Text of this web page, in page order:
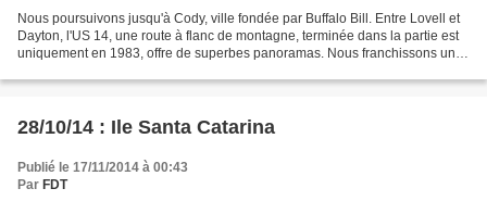
Nous poursuivons jusqu'à Cody, ville fondée par Buffalo Bill. Entre Lovell et
Dayton, l'US 14, une route à flanc de montagne, terminée dans la partie est
uniquement en 1983, offre de superbes panoramas. Nous franchissons un
28/10/14 : Ile Santa Catarina
Publié le 17/11/2014 à 00:43
Par FDT